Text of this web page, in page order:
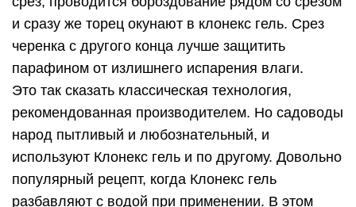
и сразу же торец окунают в клонекс гель. Срез
черенка с другого конца лучше защитить
парафином от излишнего испарения влаги.
Это так сказать классическая технология,
рекомендованная производителем. Но садоводы
народ пытливый и любознательный, и
используют Клонекс гель и по другому. Довольно
популярный рецепт, когда Клонекс гель
разбавляют с водой при применении. В этом